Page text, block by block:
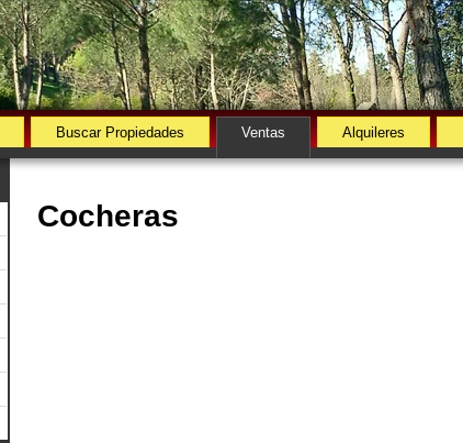
Buscar Propiedades Ventas Alquileres
Cocheras